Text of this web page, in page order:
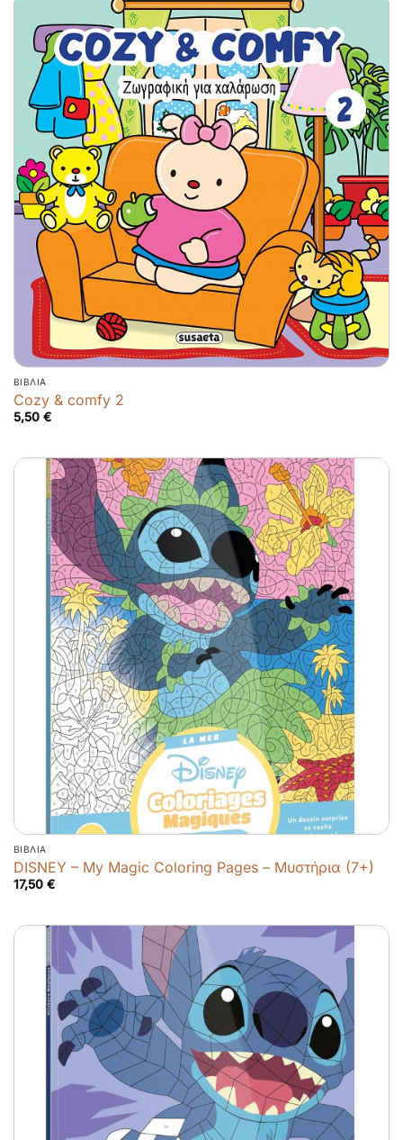
ΒΙΒΛΊΑ
Cozy & comfy 2
5,50 €
ΒΙΒΛΊΑ
DISNEY – My Magic Coloring Pages – Μυστήρια (7+)
17,50 €